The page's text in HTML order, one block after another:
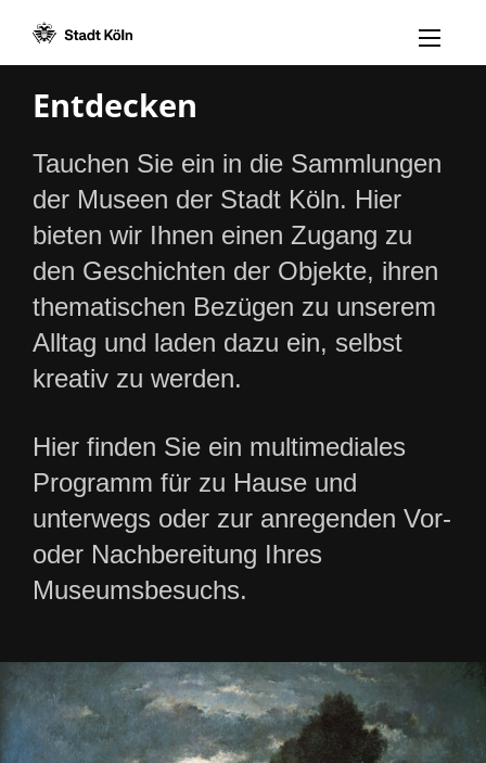
Menü
Entdecken
Tauchen Sie ein in die Sammlungen
der Museen der Stadt Köln. Hier
bieten wir Ihnen einen Zugang zu
den Geschichten der Objekte, ihren
thematischen Bezügen zu unserem
Alltag und laden dazu ein, selbst
kreativ zu werden.
Hier finden Sie ein multimediales
Programm für zu Hause und
unterwegs oder zur anregenden Vor-
oder Nachbereitung Ihres
Museumsbesuchs.